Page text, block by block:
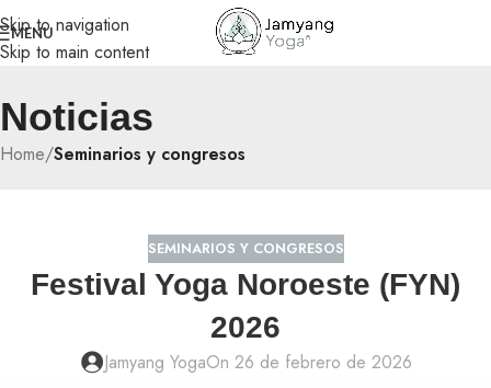
Skip to navigation
Skip to main content
MENU
Noticias
Home/Seminarios y congresos
SEMINARIOS Y CONGRESOS
Festival Yoga Noroeste (FYN)
2026
Jamyang YogaOn 26 de febrero de 2026